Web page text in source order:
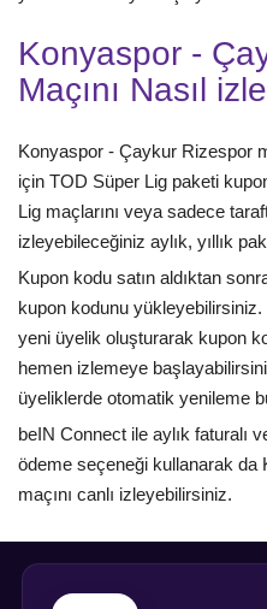
Konyaspor -
Maçını Nasıl
Konyaspor - Çaykur Rizespor
için TOD Süper Lig paketi
Lig maçlarını veya sadece
izleyebileceğiniz aylık, yıllık
Kupon kodu satın aldıktan
kupon kodunu
yeni üyelik oluşturarak kupon
hemen izlemeye
üyeliklerde otomatik yenileme
beIN Connect ile aylık faturalı
ödeme seçeneği kullanarak
maçını canlı izleyebilirsiniz.